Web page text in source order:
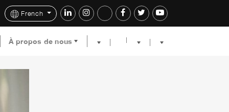
French
À propos de nous